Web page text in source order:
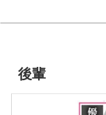
後輩